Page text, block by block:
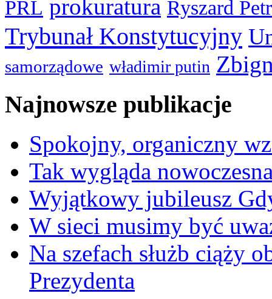
PRL prokuratura Ryszard
Trybunał Konstytucyjny
samorządowe władimir putin
Najnowsze publikacje
Spokojny, organiczny
Tak wygląda
Wyjątkowy jubileusz
W sieci musimy być
Na szefach służb ciąży
Prezydenta